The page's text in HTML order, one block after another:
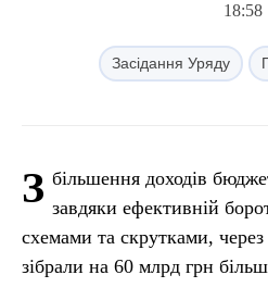
18:58
Засідання Уряду
З більшення доходів
завдяки ефективній
схемами та скрутками,
зібрали на 60 млрд грн